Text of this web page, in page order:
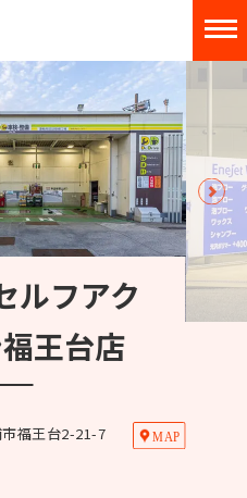
ルフアク
王台店
福王台2-21-7